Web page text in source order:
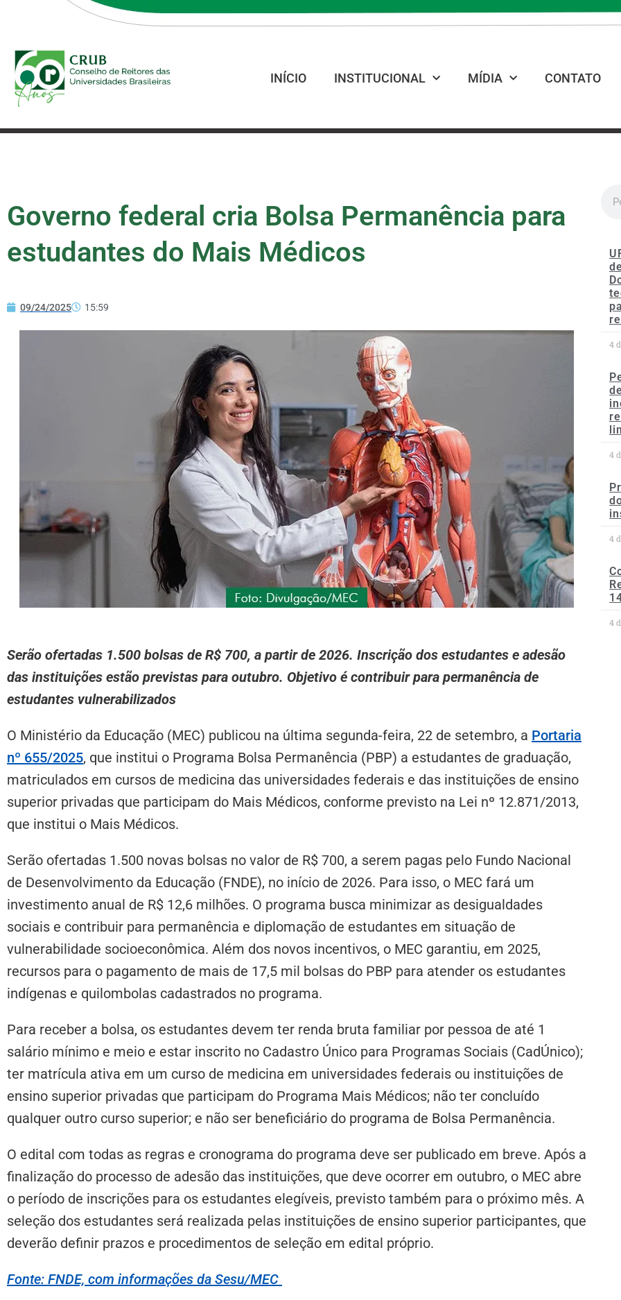
INÍCIO INSTITUCIONAL MÍDIA CONTATO
Governo federal cria Bolsa Permanência para
estudantes do Mais Médicos
09/24/2025 15:59
Serão ofertadas 1.500 bolsas de R$ 700, a partir de 2026. Inscrição dos estudantes e adesão
das instituições estão previstas para outubro. Objetivo é contribuir para permanência de
estudantes vulnerabilizados
O Ministério da Educação (MEC) publicou na última segunda-feira, 22 de setembro, a Portaria
nº 655/2025, que institui o Programa Bolsa Permanência (PBP) a estudantes de graduação,
matriculados em cursos de medicina das universidades federais e das instituições de ensino
superior privadas que participam do Mais Médicos, conforme previsto na Lei nº 12.871/2013,
que institui o Mais Médicos.
Serão ofertadas 1.500 novas bolsas no valor de R$ 700, a serem pagas pelo Fundo Nacional
de Desenvolvimento da Educação (FNDE), no início de 2026. Para isso, o MEC fará um
investimento anual de R$ 12,6 milhões. O programa busca minimizar as desigualdades
sociais e contribuir para permanência e diplomação de estudantes em situação de
vulnerabilidade socioeconômica. Além dos novos incentivos, o MEC garantiu, em 2025,
recursos para o pagamento de mais de 17,5 mil bolsas do PBP para atender os estudantes
indígenas e quilombolas cadastrados no programa.
Para receber a bolsa, os estudantes devem ter renda bruta familiar por pessoa de até 1
salário mínimo e meio e estar inscrito no Cadastro Único para Programas Sociais (CadÚnico);
ter matrícula ativa em um curso de medicina em universidades federais ou instituições de
ensino superior privadas que participam do Programa Mais Médicos; não ter concluído
qualquer outro curso superior; e não ser beneficiário do programa de Bolsa Permanência.
O edital com todas as regras e cronograma do programa deve ser publicado em breve. Após a
finalização do processo de adesão das instituições, que deve ocorrer em outubro, o MEC abre
o período de inscrições para os estudantes elegíveis, previsto também para o próximo mês. A
seleção dos estudantes será realizada pelas instituições de ensino superior participantes, que
deverão definir prazos e procedimentos de seleção em edital próprio.
Fonte: FNDE, com informações da Sesu/MEC
4
4
4
4